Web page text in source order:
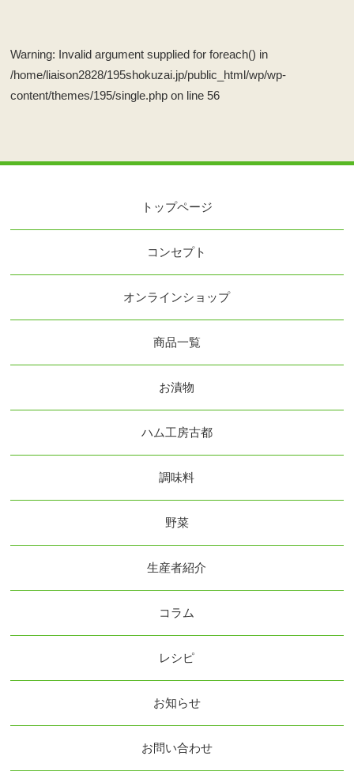
Warning: Invalid argument supplied for foreach() in
/home/liaison2828/195shokuzai.jp/public_html/wp/wp-
content/themes/195/single.php on line56
トップページ
コンセプト
オンラインショップ
商品一覧
お漬物
ハム工房古都
調味料
野菜
生産者紹介
コラム
レシピ
お知らせ
お問い合わせ